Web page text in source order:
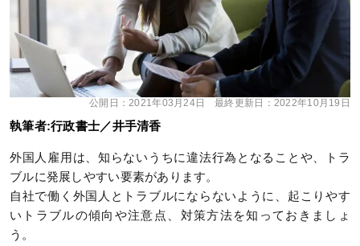
公開日：2021年03月24日 最終更新日： 2022年10月19日
執筆者:行政書士／井手清香
外国人雇用は、知らないうちに違法行為となることや、トラ
ブルに発展しやすい要素があります。
自社で働く外国人とトラブルにならないように、起こりやす
いトラブルの傾向や注意点、対策方法を知っておきましょ
う。